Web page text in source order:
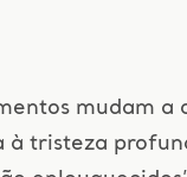
mudam
à tristeza